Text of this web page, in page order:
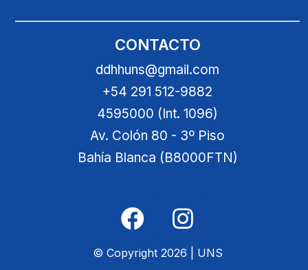
CONTACTO
ddhhuns@gmail.com
+54 291 512-9882
4595000 (Int. 1096)
Av. Colón 80 - 3º Piso
Bahía Blanca (B8000FTN)
© Copyright 2026 | UNS